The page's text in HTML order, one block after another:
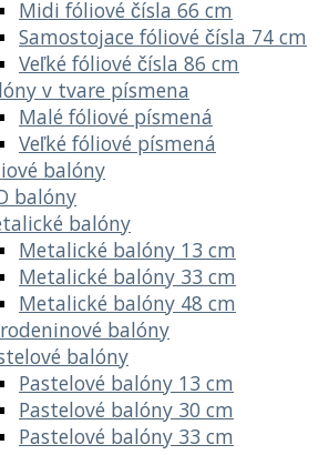
Midi fóliové čísla 66 cm
Samostojace fóliové čísla 74 cm
Veľké fóliové čísla 86 cm
v tvare písmena
Malé fóliové písmená
Veľké fóliové písmená
balóny
balóny
balóny
Metalické balóny 13 cm
Metalické balóny 33 cm
Metalické balóny 48 cm
balóny
balóny
Pastelové balóny 13 cm
Pastelové balóny 30 cm
Pastelové balóny 33 cm